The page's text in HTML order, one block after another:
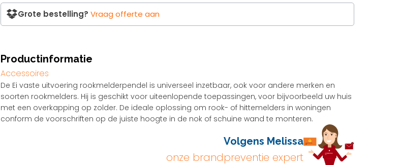
Grote bestelling? Vraag offerte aan
Productinformatie
Accessoires
De Ei vaste uitvoering rookmelderpendel is universeel inzetbaar, ook voor andere merken en
soorten rookmelders. Hij is geschikt voor uiteenlopende toepassingen, voor bijvoorbeeld uw huis
met een overkapping op zolder. De ideale oplossing om rook- of hittemelders in woningen
conform de voorschriften op de juiste hoogte in de nok of schuine wand te monteren.
Volgens Melissa
onze brandpreventie expert